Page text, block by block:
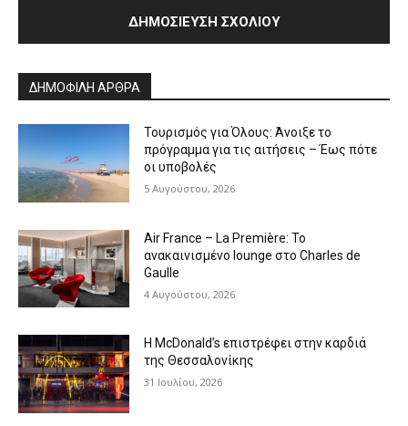
ΔΗΜΟΦΙΛΗ ΑΡΘΡΑ
Τουρισμός για Όλους: Άνοιξε το
πρόγραμμα για τις αιτήσεις – Έως πότε
οι υποβολές
5 Αυγούστου, 2026
Air France – La Première: Το
ανακαινισμένο lounge στο Charles de
Gaulle
4 Αυγούστου, 2026
Η McDonald’s επιστρέφει στην καρδιά
της Θεσσαλονίκης
31 Ιουλίου, 2026